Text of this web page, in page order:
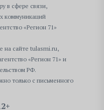
в сфере связи,
коммуникаций
«Регион 71»
на сайте tulasmi.ru,
«Регион 71» и
РФ.
только с письменного